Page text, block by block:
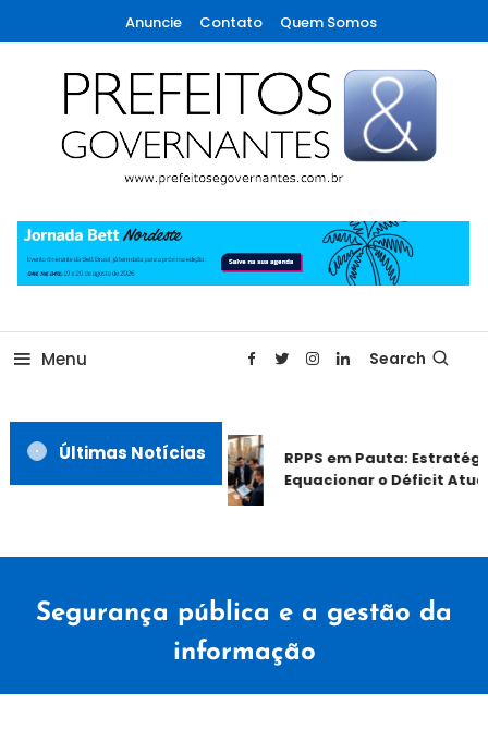
To
Content
Anuncie Contato Quem Somos
Prefeitos & Governantes
Menu Search
Últimas Notícias
RPPS em Pauta:
Equacionar o Déficit
Segurança pública e a gestão da
informação